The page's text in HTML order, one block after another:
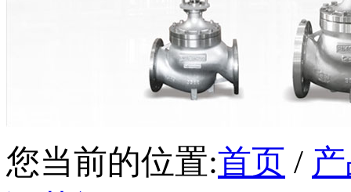
您当前的位置:首页 /